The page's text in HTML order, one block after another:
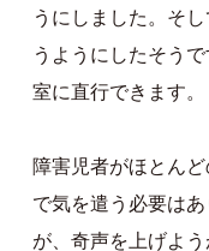
うにしました。そ
うようにしたそう
室に直行できます。
障害児者がほとん
で気を遣う必要は
が、奇声を上げよ